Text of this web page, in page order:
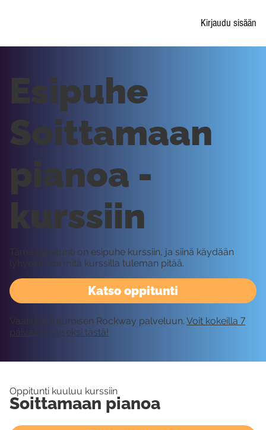
Kirjaudu sisään
Katso oppitunti
Esipuhe
Soittamaan
pianoa -
kurssiin
Tämä oppitunti on esipuhe kurssiin, ja siinä käydään
lyhyesti läpi mitä kurssilla tuleman pitää.
Vaatii kirjautumisen Rockway palveluun. Voit kokeilla 7
päivää ilmaiseksi tästä!
Oppitunti kuuluu kurssiin
Soittamaan pianoa